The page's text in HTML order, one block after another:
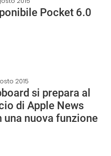
Pocket 6.0
2015
si prepara al
di Apple News
una nuova funzione